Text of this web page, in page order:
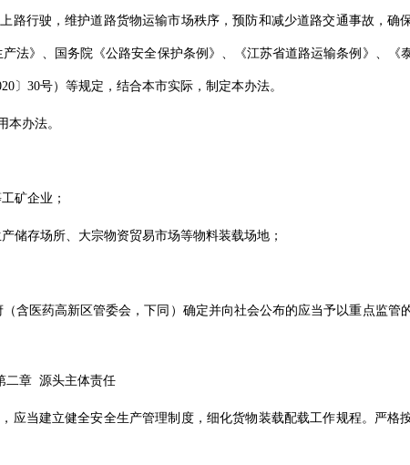
路行驶，维护道路货物运输市场秩序，预防和减少道路交通事故，确
法》、国务院《公路安全保护条例》、《江苏省道路运输条例》、《
〕30号）等规定，结合本市实际，制定本办法。
办法。
矿企业；
储存场所、大宗物资贸易市场等物料装载场地；
含医药高新区管委会，下同）确定并向社会公布的应当予以重点监管
二章 源头主体责任
应当建立健全安全生产管理制度，细化货物装载配载工作规程。严格